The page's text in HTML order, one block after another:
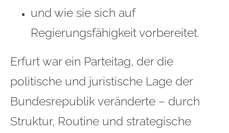
und wie sie sich auf
Regierungsfähigkeit vorbereitet.
Erfurt war ein Parteitag, der die
politische und juristische Lage der
Bundesrepublik veränderte – durch
Struktur, Routine und strategische